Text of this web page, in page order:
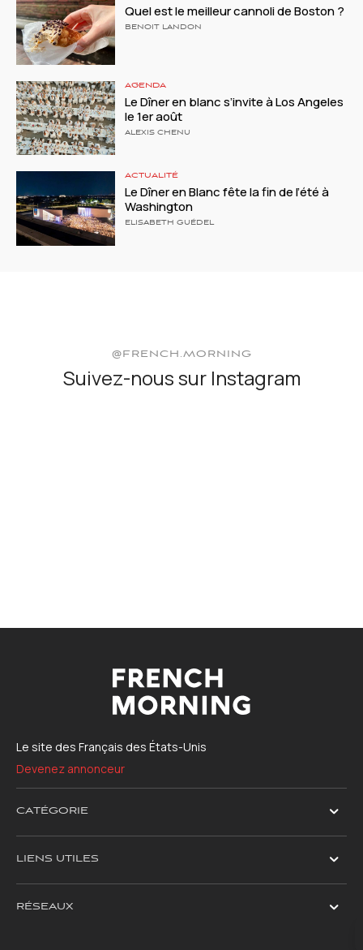
Quel est le meilleur cannoli de Boston ?
BENOIT LANDON
AGENDA
Le Dîner en blanc s’invite à Los Angeles
le 1er août
ALEXIS CHENU
ACTUALITÉ
Le Dîner en Blanc fête la fin de l’été à
Washington
ELISABETH GUÉDEL
@FRENCH.MORNING
Suivez-nous sur Instagram
Le site des Français des États-Unis
Devenez annonceur
CATÉGORIE
LIENS UTILES
RÉSEAUX